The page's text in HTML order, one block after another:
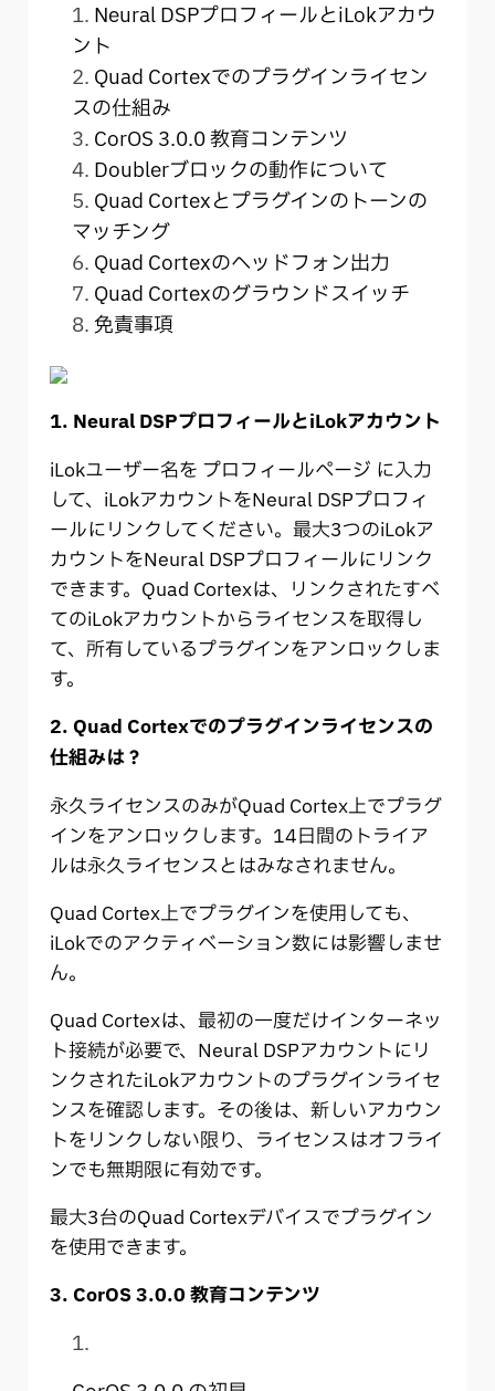
Neural DSPプロフィールとiLokアカウ
ント
Quad Cortexでのプラグインライセン
スの仕組み
CorOS 3.0.0 教育コンテンツ
Doublerブロックの動作について
Quad Cortexとプラグインのトーンの
マッチング
Quad Cortexのヘッドフォン出力
Quad Cortexのグラウンドスイッチ
免責事項
1. Neural DSPプロフィールとiLokアカウント
iLokユーザー名を プロフィールページ に入力
して、iLokアカウントをNeural DSPプロフィ
ールにリンクしてください。最大3つのiLokア
カウントをNeural DSPプロフィールにリンク
できます。Quad Cortexは、リンクされたすべ
てのiLokアカウントからライセンスを取得し
て、所有しているプラグインをアンロックしま
す。
2. Quad Cortexでのプラグインライセンスの
仕組みは？
永久ライセンスのみがQuad Cortex上でプラグ
インをアンロックします。14日間のトライア
ルは永久ライセンスとはみなされません。
Quad Cortex上でプラグインを使用しても、
iLokでのアクティベーション数には影響しませ
ん。
Quad Cortexは、最初の一度だけインターネッ
ト接続が必要で、Neural DSPアカウントにリ
ンクされたiLokアカウントのプラグインライセ
ンスを確認します。その後は、新しいアカウン
トをリンクしない限り、ライセンスはオフライ
ンでも無期限に有効です。
最大3台のQuad Cortexデバイスでプラグイン
を使用できます。
3. CorOS 3.0.0 教育コンテンツ